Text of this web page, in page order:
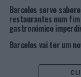
código: 617001-
Barcelos serve
restaurantes num fim
gastronómico
Barcelos vai ter um